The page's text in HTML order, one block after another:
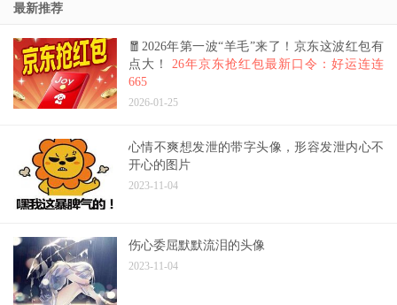
最新推荐
🧧2026年第一波“羊毛”来了！京东这波红包有
点大！ 26年京东抢红包最新口令：好运连连
665
2026-01-25
心情不爽想发泄的带字头像，形容发泄内心不
开心的图片
2023-11-04
伤心委屈默默流泪的头像
2023-11-04